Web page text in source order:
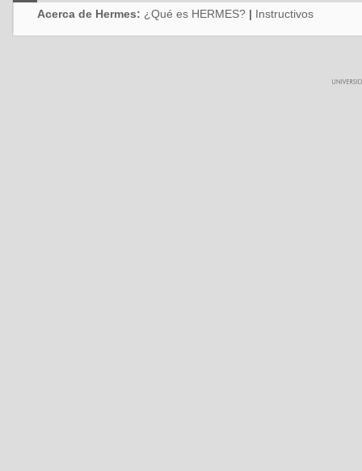
Acerca de Hermes: ¿Qué es HERMES? | Instructivos